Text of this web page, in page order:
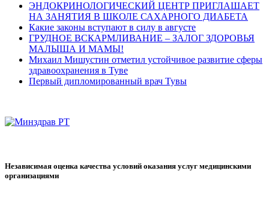
ЭНДОКРИНОЛОГИЧЕСКИЙ ЦЕНТР ПРИГЛАШАЕТ
НА ЗАНЯТИЯ В ШКОЛЕ САХАРНОГО ДИАБЕТА
Какие законы вступают в силу в августе
ГРУДНОЕ ВСКАРМЛИВАНИЕ – ЗАЛОГ ЗДОРОВЬЯ
МАЛЫША И МАМЫ!
Михаил Мишустин отметил устойчивое развитие сферы
здравоохранения в Туве
Первый дипломированный врач Тувы
Независимая оценка качества условий оказания услуг медицинскими
организациями